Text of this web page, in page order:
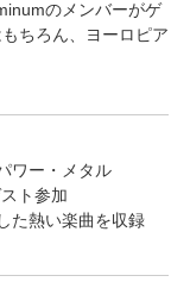
のメンバーがゲ
ちろん、ヨーロピア
ワー・メタル
ト参加
た熱い楽曲を収録